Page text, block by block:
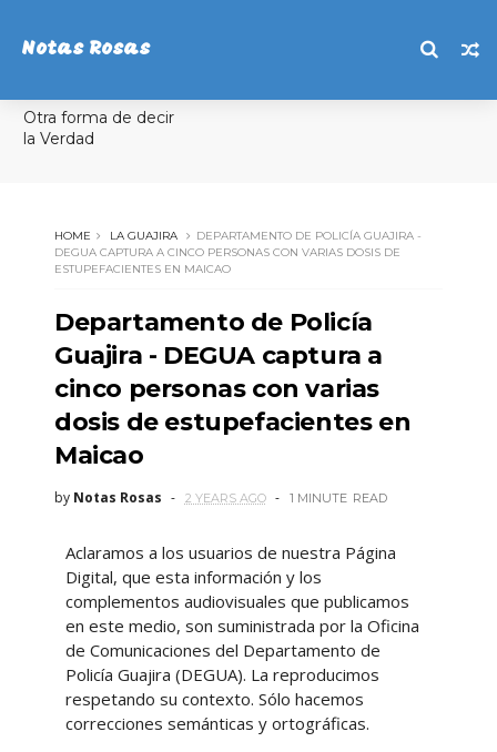
Notas Rosas
Otra forma de decir
la Verdad
HOME LA GUAJIRA
DEPARTAMENTO DE POLICÍA GUAJIRA -
DEGUA CAPTURA A CINCO PERSONAS CON VARIAS DOSIS DE
ESTUPEFACIENTES EN MAICAO
Departamento de Policía
Guajira - DEGUA captura a
cinco personas con varias
dosis de estupefacientes en
Maicao
by Notas Rosas 2 YEARS AGO 1 MINUTE READ
Aclaramos a los usuarios de nuestra Página
Digital, que esta información y los
complementos audiovisuales que publicamos
en este medio, son suministrada por la Oficina
de Comunicaciones del Departamento de
Policía Guajira (DEGUA). La reproducimos
respetando su contexto. Sólo hacemos
correcciones semánticas y ortográficas.